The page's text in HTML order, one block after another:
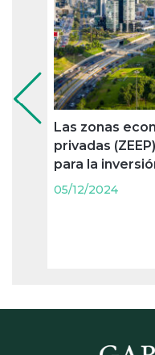
Las zonas
privadas
para la
05/12/2024